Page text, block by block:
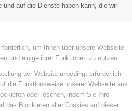
und auf die Dienste haben kann, die wir
um Ihnen über unsere Webseite
und einige ihrer Funktionen zu nutzen.
der Website unbedingt erforderlich
die Funktionsweise unserer Webseite aus.
oder löschen, indem Sie Ihre
das Blockieren aller Cookies auf dieser